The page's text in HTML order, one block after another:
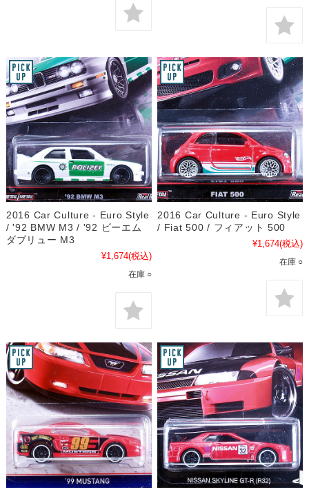
2016 Car Culture - Euro Style
/ '92 BMW M3 / '92 ビーエム
ダブリュー M3
¥1,674(税込)
在庫 ○
2016 Car Culture - Euro Style
/ Fiat 500 / フィアット 500
¥1,674(税込)
在庫 ○